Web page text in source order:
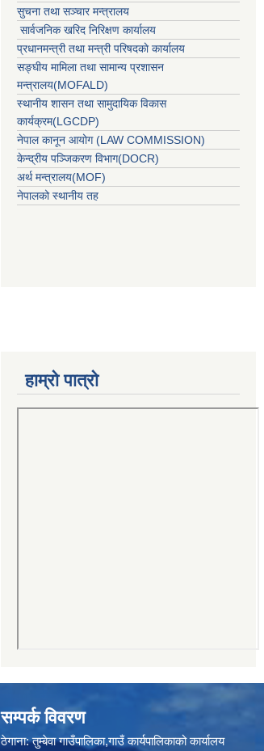
सुचना तथा सञ्चार मन्त्रालय
सार्वजनिक खरिद निरिक्षण कार्यालय
प्रधानमन्त्री तथा मन्त्री परिषदकाे कार्यालय
सङ्घीय मामिला तथा सामान्य प्रशासन
मन्त्रालय(MOFALD)
स्थानीय शासन तथा सामुदायिक विकास
कार्यक्रम(LGCDP)
नेपाल कानून आयोग (LAW COMMISSION)
केन्‍द्रीय पञ्‍जिकरण विभाग(DOCR)
अर्थ मन्‍त्रालय(MOF)
नेपालको स्थानीय तह
हाम्रो पात्राे
सम्पर्क विवरण
ठेगाना: तुम्बेवा गाउँपालिका,गाउँ कार्यपालिकाको कार्यालय